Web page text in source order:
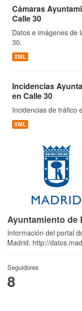
Cámaras
Calle 30
Datos e imágenes de
30.
XML
Incidencias
en Calle 30
Incidencias de tráfico
XML
Ayuntamiento de
Información del portal
Madrid. http://
Seguidores
8